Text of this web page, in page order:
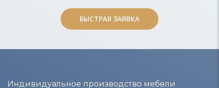
БЫСТРАЯ ЗАЯВКА
БЫСТРАЯ ЗАЯВКА
Индивидуальное производство мебели